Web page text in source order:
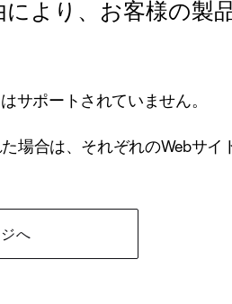
より、お客様の製
サポートされていません。
場合は、それぞれのWebサ
へ